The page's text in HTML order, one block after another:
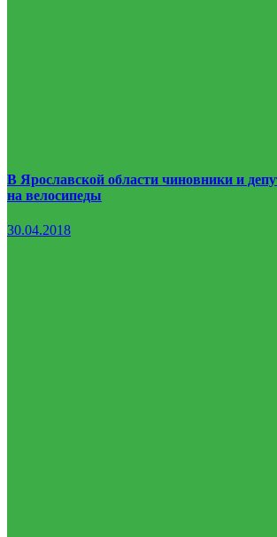
В Ярославской области чиновники и
на велосипеды
30.04.2018